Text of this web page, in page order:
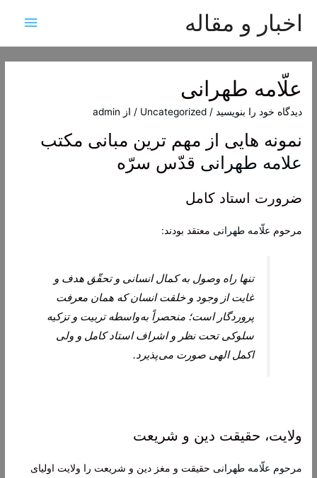
اخبار و مقاله
اصلی
علّامه طهرانى
دیدگاه‌ خود را بنویسید /
Uncategorized / از admin
نمونه هایی از مهم ترین مبانی مکتب
علامه طهرانی قدّس سرّه
ضرورت استاد کامل
مرحوم علّامه طهرانى معتقد بودند:
تنها راه وصول به کمال انسانی و تحقّق هدف و
غایت از وجود و خلقت انسان که همان معرفت
پروردگار است؛ منحصراً به واسطه تربیت و تزکیه
سلوکی تحت نظر و اشراف استاد کامل و ولی
اکمل الهی صورت می پذیرد.
ولایت، حقیقت دین و شریعت
مرحوم علّامه طهرانى حقيقت و مغز دين و شريعت را ولايت اولياى